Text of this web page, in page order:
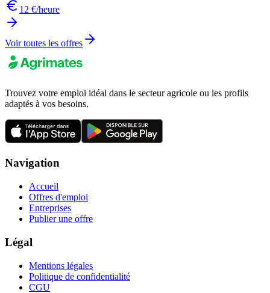
12 €/heure
Voir toutes les offres
Trouvez votre emploi idéal dans le secteur agricole ou les profils
adaptés à vos besoins.
Navigation
Accueil
Offres d'emploi
Entreprises
Publier une offre
Légal
Mentions légales
Politique de confidentialité
CGU